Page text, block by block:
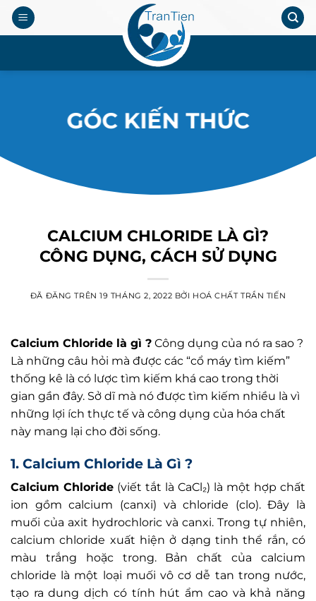
Chuyển
đến
.
GÓC KIẾN THỨC
CALCIUM CHLORIDE LÀ GÌ?
CÔNG DỤNG, CÁCH SỬ DỤNG
ĐÃ ĐĂNG TRÊN19 THÁNG 2, 2022 BỞI HOÁ CHẤT TRẦN TIẾN
Calcium Chloride là gì ? Công dụng của nó ra sao ?
Là những câu hỏi mà được các “cổ máy tìm kiếm”
thống kê là có lược tìm kiếm khá cao trong thời
gian gần đây. Sở dĩ mà nó được tìm kiếm nhiều là vì
những lợi ích thực tế và công dụng của hóa chất
này mang lại cho đời sống.
1. Calcium Chloride Là Gì ?
Calcium Chloride (viết tắt là CaCl₂) là một hợp chất
ion gồm calcium (canxi) và chloride (clo). Đây là
muối của axit hydrochloric và canxi. Trong tự nhiên,
calcium chloride xuất hiện ở dạng tinh thể rắn, có
màu trắng hoặc trong. Bản chất của calcium
chloride là một loại muối vô cơ dễ tan trong nước,
tạo ra dung dịch có tính hút ẩm cao và khả năng